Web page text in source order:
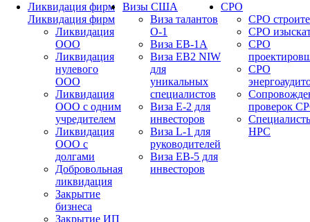
Ликвидация фирм
Ликвидация фирм
Ликвидация
ООО
Ликвидация
нулевого
ООО
Ликвидация
ООО с одним
учредителем
Ликвидация
ООО с
долгами
Добровольная
ликвидация
Закрытие
бизнеса
Закрытие ИП
Визы США
Виза талантов
О-1
Виза EB-1A
Виза EB2 NIW
для
уникальных
специалистов
Виза E-2 для
инвесторов
Виза L-1 для
руководителей
Виза EB-5 для
инвесторов
СРО
СРО
СРО
СРО
СРО
проверок
НРС